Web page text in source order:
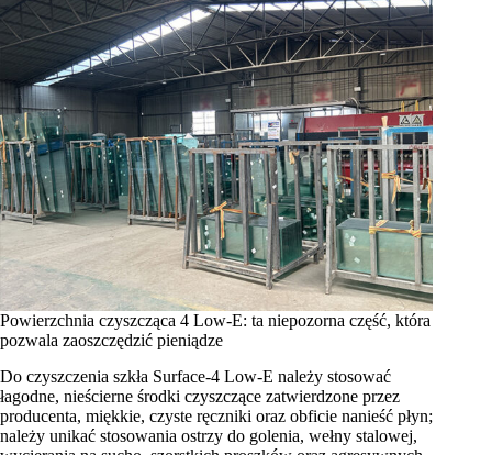
Powierzchnia czyszcząca 4 Low-E: ta niepozorna część, która
pozwala zaoszczędzić pieniądze
Do czyszczenia szkła Surface-4 Low-E należy stosować
łagodne, nieścierne środki czyszczące zatwierdzone przez
producenta, miękkie, czyste ręczniki oraz obficie nanieść płyn;
należy unikać stosowania ostrzy do golenia, wełny stalowej,